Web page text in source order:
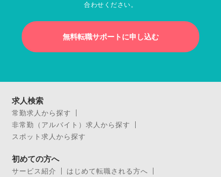
合わせください。
無料転職サポートに申し込む
求人検索
常勤求人から探す
非常勤（アルバイト）求人から探す
スポット求人から探す
初めての方へ
サービス紹介
はじめて転職される方へ